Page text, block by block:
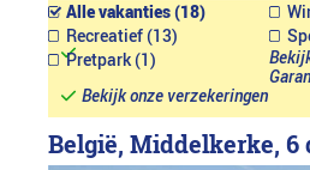
Alle vakanties (18)
Recreatief (13)
Pretpark (1)
Bekijk onze verzekeringen
België, Middelkerke, 6